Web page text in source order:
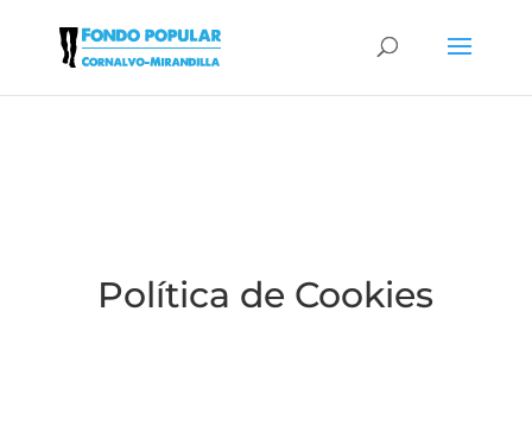
Política de Cookies